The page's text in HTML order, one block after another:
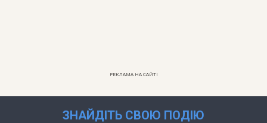
РЕКЛАМА НА САЙТІ
ЗНАЙДІТЬ СВОЮ ПОДІЮ